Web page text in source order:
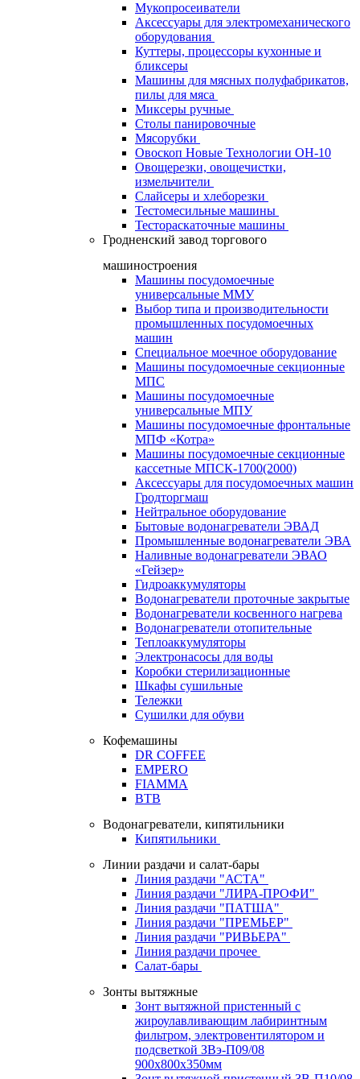
Мукопросеиватели
Аксессуары для электромеханического
оборудования
Куттеры, процессоры кухонные и
бликсеры
Машины для мясных полуфабрикатов,
пилы для мяса
Миксеры ручные
Столы панировочные
Мясорубки
Овоскоп Новые Технологии ОН-10
Овощерезки, овощечистки,
измельчители
Слайсеры и хлеборезки
Тестомесильные машины
Тестораскаточные машины
Гродненский завод торгового
машиностроения
Машины посудомоечные
универсальные ММУ
Выбор типа и производительности
промышленных посудомоечных
машин
Специальное моечное оборудование
Машины посудомоечные секционные
МПС
Машины посудомоечные
универсальные МПУ
Машины посудомоечные фронтальные
МПФ «Котра»
Машины посудомоечные секционные
кассетные МПСК-1700(2000)
Аксессуары для посудомоечных машин
Гродторгмаш
Нейтральное оборудование
Бытовые водонагреватели ЭВАД
Промышленные водонагреватели ЭВА
Наливные водонагреватели ЭВАО
«Гейзер»
Гидроаккумуляторы
Водонагреватели проточные закрытые
Водонагреватели косвенного нагрева
Водонагреватели отопительные
Теплоаккумуляторы
Электронасосы для воды
Коробки стерилизационные
Шкафы сушильные
Тележки
Сушилки для обуви
Кофемашины
DR COFFEE
EMPERO
FIAMMA
BTB
Водонагреватели, кипятильники
Кипятильники
Линии раздачи и салат-бары
Линия раздачи "АСТА"
Линия раздачи "ЛИРА-ПРОФИ"
Линия раздачи "ПАТША"
Линия раздачи "ПРЕМЬЕР"
Линия раздачи "РИВЬЕРА"
Линия раздачи прочее
Салат-бары
Зонты вытяжные
Зонт вытяжной пристенный с
жироулавливающим лабиринтным
фильтром, электровентилятором и
подсветкой ЗВэ-П09/08
900х800х350мм